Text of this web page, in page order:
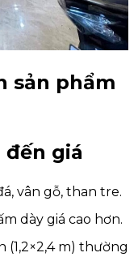
sản phẩm
đến giá
vân gỗ, than tre.
dày giá cao hơn.
m) thường